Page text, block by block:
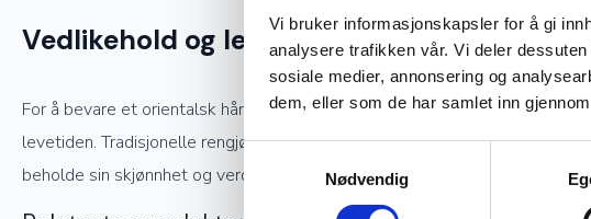
Vi bruker informasjonskapsler for å gi
analysere trafikken vår. Vi deler
sosiale medier, annonsering og
dem, eller som de har samlet inn
Samtykkevalg
Nødvendig
Vedlikehold og levetid
For å bevare et orientalsk håndknyttet teppe i god stand kreves riktig
levetiden. Tradisjonelle rengjøringsmetoder, som å bruke snø til å rense
beholde sin skjønnhet og verdi.